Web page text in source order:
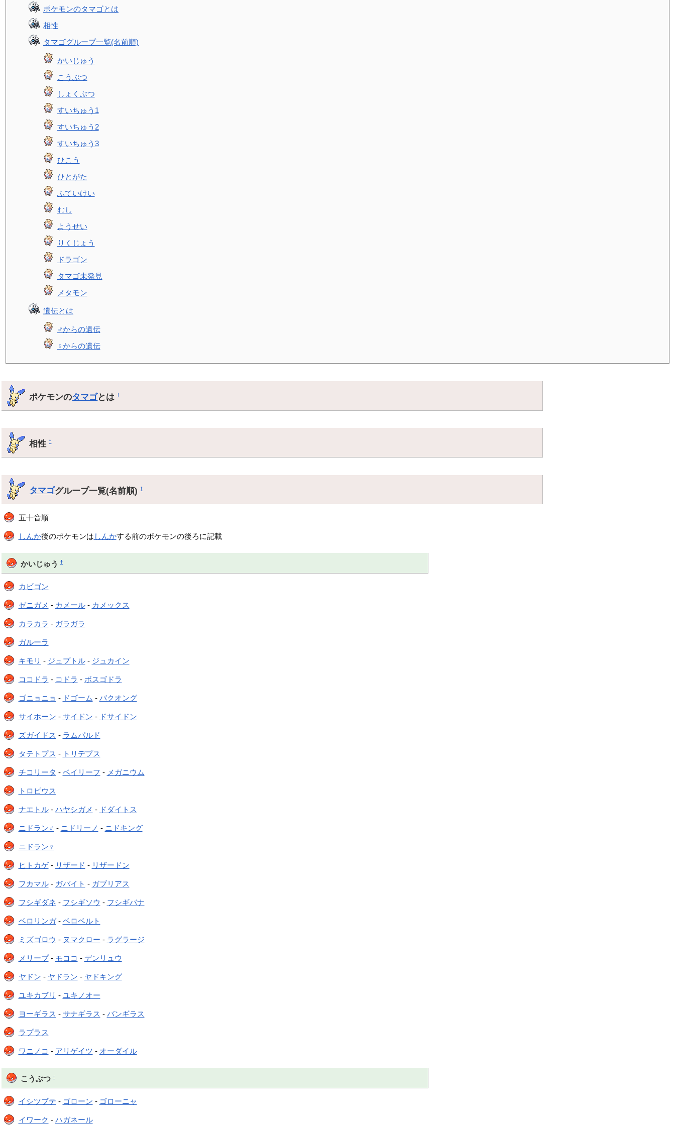
ポケモンのタマゴとは
相性
タマゴグループ一覧(名前順)
かいじゅう
こうぶつ
しょくぶつ
すいちゅう1
すいちゅう2
すいちゅう3
ひこう
ひとがた
ふていけい
むし
ようせい
りくじょう
ドラゴン
タマゴ未発見
メタモン
遺伝とは
♂からの遺伝
♀からの遺伝
ポケモンのタマゴとは†
相性†
タマゴグループ一覧(名前順)†
五十音順
しんか後のポケモンは しんかする前のポケモンの後ろに記載
かいじゅう †
カビゴン
ゼニガメ - カメール- カメックス
カラカラ - ガラガラ
ガルーラ
キモリ - ジュプトル- ジュカイン
ココドラ - コドラ - ボスゴドラ
ゴニョニョ - ドゴーム - バクオング
サイホーン - サイドン - ドサイドン
ズガイドス - ラムパルド
タテトプス - トリデプス
チコリータ - ベイリーフ - メガニウム
トロピウス
ナエトル- ハヤシガメ - ドダイトス
ニドラン♂ - ニドリーノ - ニドキング
ニドラン♀
ヒトカゲ- リザード - リザードン
フカマル- ガバイト - ガブリアス
フシギダネ - フシギソウ - フシギバナ
ベロリンガ- ベロベルト
ミズゴロウ - ヌマクロー - ラグラージ
メリープ- モココ - デンリュウ
ヤドン - ヤドラン - ヤドキング
ユキカブリ - ユキノオー
ヨーギラス - サナギラス - バンギラス
ラプラス
ワニノコ - アリゲイツ - オーダイル
こうぶつ †
イシツブテ - ゴローン - ゴローニャ
イワーク - ハガネール